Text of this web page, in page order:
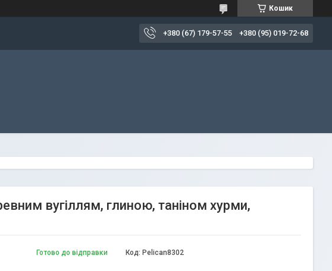
Кошик
+380 (67) 179-57-55 +380 (95) 019-72-68
вугіллям, глиною, таніном хурми,
Готово до відправки Код: Pelican8302